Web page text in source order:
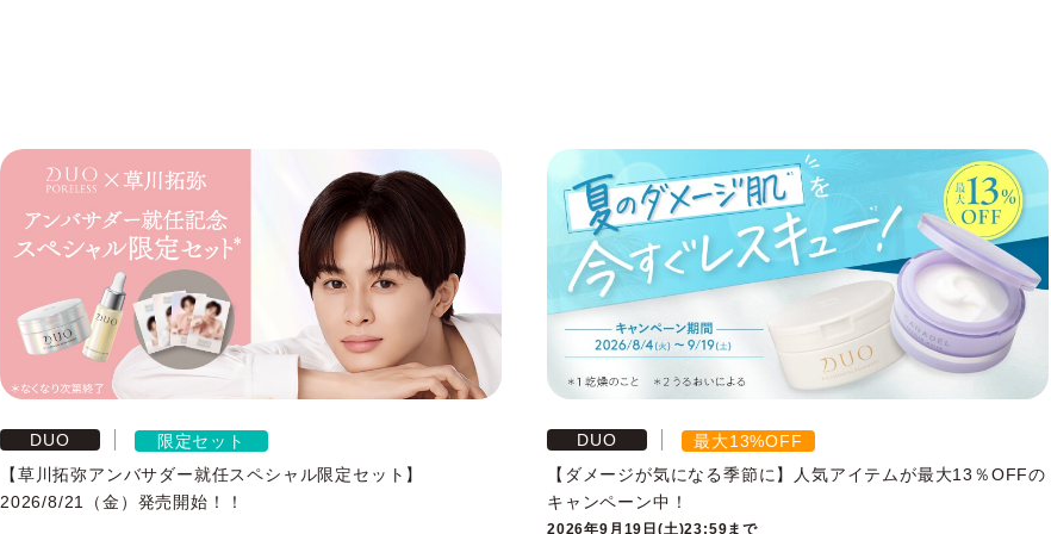
DUO
限定セット
【草川拓弥アンバサダー就任スペシャル限定セット】
2026/8/21（金）発売開始！！
DUO
最大13%OFF
【ダメージが気になる季節に】人気アイテムが最大13％OFFの
キャンペーン中！
2026年9月19日(土)23:59まで